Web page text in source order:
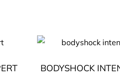
BODYSHOCK